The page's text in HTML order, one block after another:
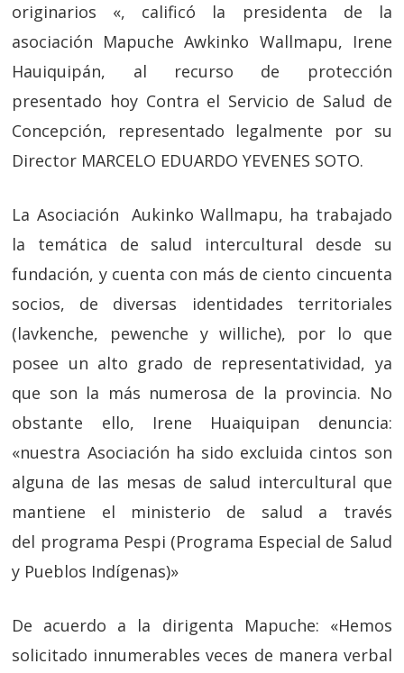
originarios «, calificó la presidenta de la
asociación Mapuche Awkinko Wallmapu, Irene
Hauiquipán, al recurso de protección
presentado hoy Contra el Servicio de Salud de
Concepción, representado legalmente por su
Director MARCELO EDUARDO YEVENES SOTO.
La Asociación Aukinko Wallmapu, ha trabajado
la temática de salud intercultural desde su
fundación, y cuenta con más de ciento cincuenta
socios, de diversas identidades territoriales
(lavkenche, pewenche y williche), por lo que
posee un alto grado de representatividad, ya
que son la más numerosa de la provincia. No
obstante ello, Irene Huaiquipan denuncia:
«nuestra Asociación ha sido excluida cintos son
alguna de las mesas de salud intercultural que
mantiene el ministerio de salud a través
del programa Pespi (Programa Especial de Salud
y Pueblos Indígenas)»
De acuerdo a la dirigenta Mapuche: «Hemos
solicitado innumerables veces de manera verbal